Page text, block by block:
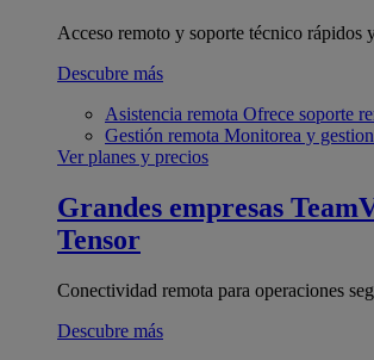
Acceso remoto y soporte técnico rápidos
Descubre más
Asistencia remota Ofrece soporte
Gestión remota Monitorea y
Ver planes y precios
Grandes empresas
Tensor
Conectividad remota para operaciones
Descubre más